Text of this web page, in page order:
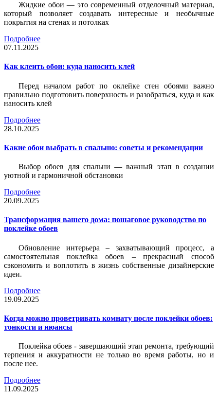
Жидкие обои — это современный отделочный материал,
который позволяет создавать интересные и необычные
покрытия на стенах и потолках
Подробнее
07.11.2025
Как клеить обои: куда наносить клей
Перед началом работ по оклейке стен обоями важно
правильно подготовить поверхность и разобраться, куда и как
наносить клей
Подробнее
28.10.2025
Какие обои выбрать в спальню: советы и рекомендации
Выбор обоев для спальни — важный этап в создании
уютной и гармоничной обстановки
Подробнее
20.09.2025
Трансформация вашего дома: пошаговое руководство по
поклейке обоев
Обновление интерьера – захватывающий процесс, а
самостоятельная поклейка обоев – прекрасный способ
сэкономить и воплотить в жизнь собственные дизайнерские
идеи.
Подробнее
19.09.2025
Когда можно проветривать комнату после поклейки обоев:
тонкости и нюансы
Поклейка обоев - завершающий этап ремонта, требующий
терпения и аккуратности не только во время работы, но и
после нее.
Подробнее
11.09.2025